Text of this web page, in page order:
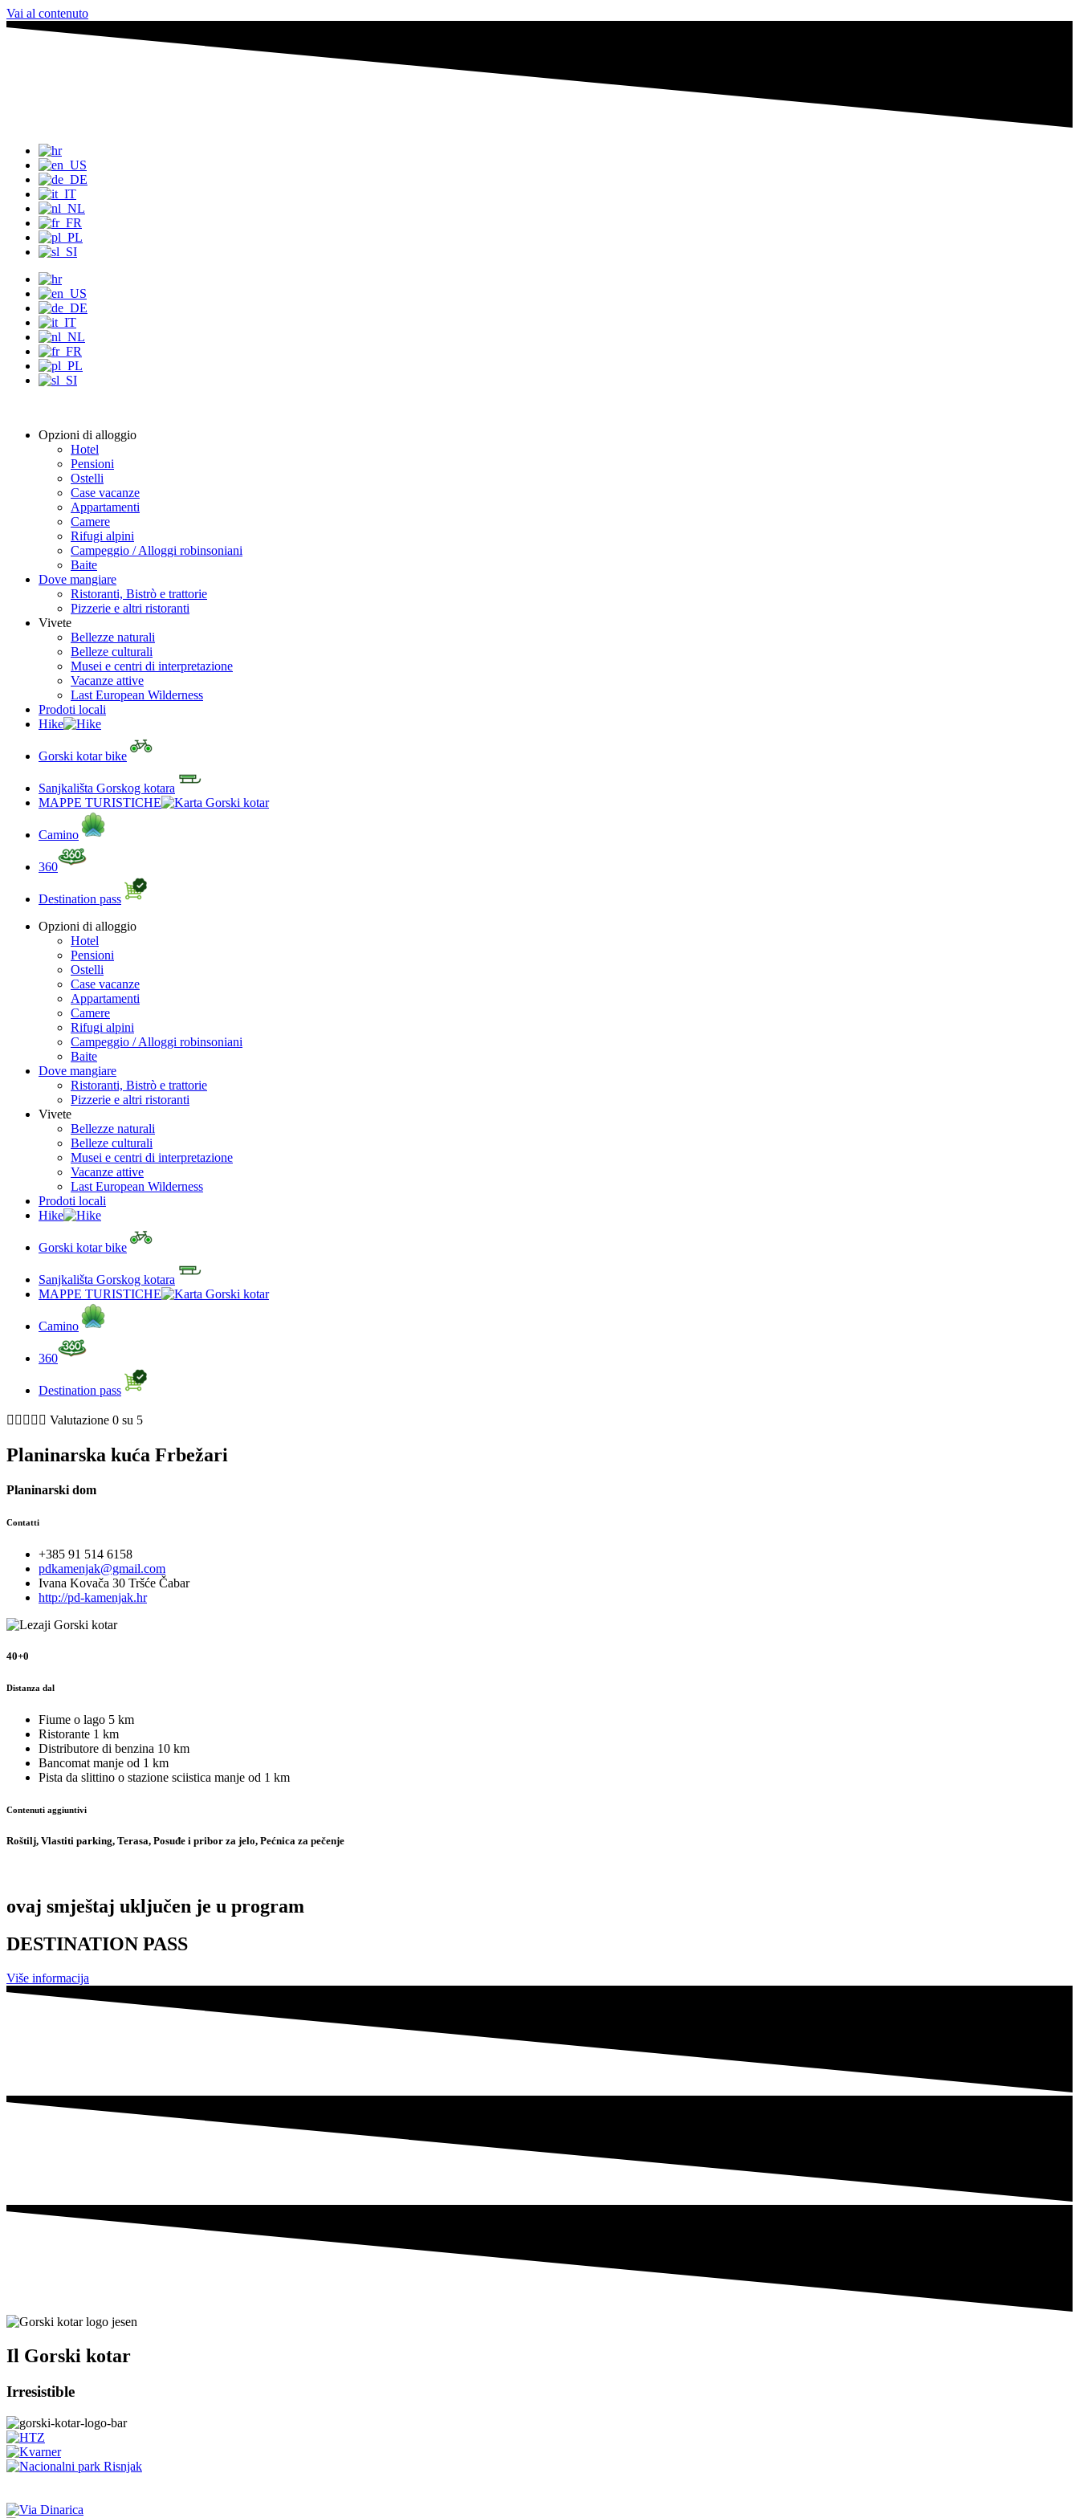
Vai al contenuto
Opzioni di alloggio
Hotel
Pensioni
Ostelli
Case vacanze
Appartamenti
Camere
Rifugi alpini
Campeggio / Alloggi robinsoniani
Baite
Dove mangiare
Ristoranti, Bistrò e trattorie
Pizzerie e altri ristoranti
Vivete
Bellezze naturali
Belleze culturali
Musei e centri di interpretazione
Vacanze attive
Last European Wilderness
Prodoti locali
Hike
Gorski kotar bike
Sanjkališta Gorskog kotara
MAPPE TURISTICHE
Camino
360
Destination pass
Opzioni di alloggio
Hotel
Pensioni
Ostelli
Case vacanze
Appartamenti
Camere
Rifugi alpini
Campeggio / Alloggi robinsoniani
Baite
Dove mangiare
Ristoranti, Bistrò e trattorie
Pizzerie e altri ristoranti
Vivete
Bellezze naturali
Belleze culturali
Musei e centri di interpretazione
Vacanze attive
Last European Wilderness
Prodoti locali
Hike
Gorski kotar bike
Sanjkališta Gorskog kotara
MAPPE TURISTICHE
Camino
360
Destination pass
     Valutazione 0 su 5
Planinarska kuća Frbežari
Planinarski dom
Contatti
+385 91 514 6158
pdkamenjak@gmail.com
Ivana Kovača 30 Tršće Čabar
http://pd-kamenjak.hr
40+0
Distanza dal
Fiume o lago 5 km
Ristorante 1 km
Distributore di benzina 10 km
Bancomat manje od 1 km
Pista da slittino o stazione sciistica manje od 1 km
Contenuti aggiuntivi
Roštilj, Vlastiti parking, Terasa, Posuđe i pribor za jelo, Pećnica za pečenje
ovaj smještaj uključen je u program
DESTINATION PASS
Više informacija
Il Gorski kotar
Irresistible